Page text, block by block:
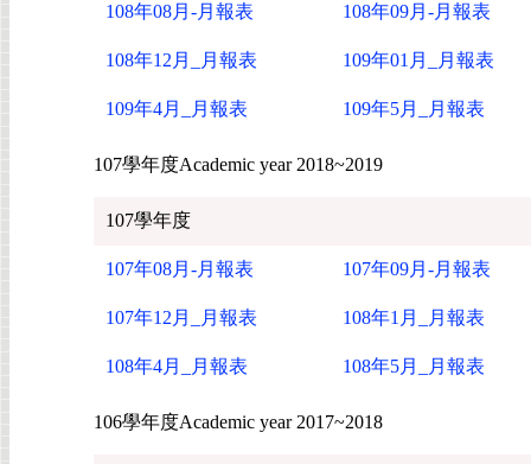
108年08月-月報表 108年09月-月報表
108年12月_月報表 109年01月_月報表
109年4月_月報表 109年5月_月報表
107學年度Academic year 2018~2019
107學年度
107年08月-月報表 107年09月-月報表
107年12月_月報表 108年1月_月報表
108年4月_月報表 108年5月_月報表
106學年度Academic year 2017~2018